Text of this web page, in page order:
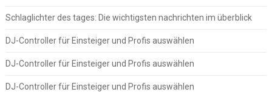
Schlaglichter des tages: Die wichtigsten nachrichten im überblick
DJ-Controller für Einsteiger und Profis auswählen
DJ-Controller für Einsteiger und Profis auswählen
DJ-Controller für Einsteiger und Profis auswählen